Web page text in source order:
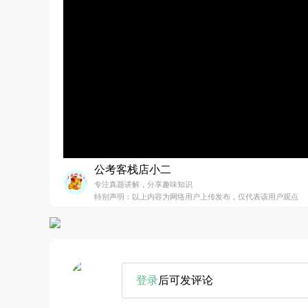
公考客栈店小二
专注真题讲解，分享趣味知识
特别声明：以上内容为网络用户上传发布，仅代表该用户观点
登录后可发评论